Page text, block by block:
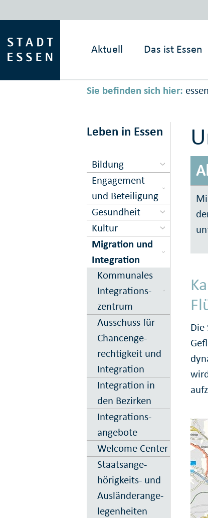
Aktuell Das ist Essen
Sie befinden sich hier:
Leben in Essen
Bildung
Engagement
und Beteiligung
Gesundheit
Kultur
Migration und
Inte­gration
Kom­munales
Inte­grations­
zentrum
Ausschuss für
Chancen­ge­
rechtig­keit und
In­te­gration
Integration in
den Bezirken
Integrations­
angebote
Welcome Center
Staats­ange­
hörigkeits- und
Aus­länder­an­ge­
le­gen­hei­ten
Die